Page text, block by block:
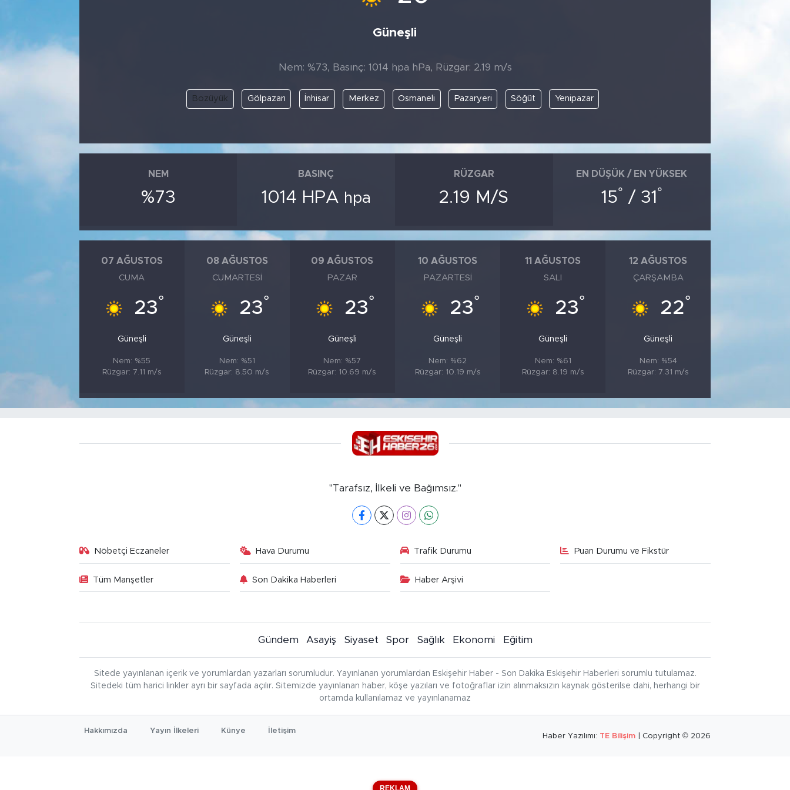
Güneşli
Nem: %73, Basınç: 1014 hpa hPa, Rüzgar: 2.19 m/s
Bozüyük Gölpazarı İnhisar Merkez Osmaneli Pazaryeri Söğüt Yenipazar
NEM
%73
BASINÇ
1014 HPA hpa
RÜZGAR
2.19 M/S
EN DÜŞÜK / EN YÜKSEK
15° / 31 °
07 AĞUSTOS
CUMA
23°
Güneşli
Nem: %55
Rüzgar: 7.11 m/s
08 AĞUSTOS
CUMARTESI
23°
Güneşli
Nem: %51
Rüzgar: 8.50 m/s
09 AĞUSTOS
PAZAR
23°
Güneşli
Nem: %57
Rüzgar: 10.69 m/s
10 AĞUSTOS
PAZARTESI
23°
Güneşli
Nem: %62
Rüzgar: 10.19 m/s
11 AĞUSTOS
SALI
23°
Güneşli
Nem: %61
Rüzgar: 8.19 m/s
12 AĞUSTOS
ÇARŞAMBA
22°
Güneşli
Nem: %54
Rüzgar: 7.31 m/s
"Tarafsız, İlkeli ve Bağımsız."
Nöbetçi Eczaneler Hava Durumu Trafik Durumu Puan Durumu ve Fikstür
Tüm Manşetler Son Dakika Haberleri Haber Arşivi
Gündem Asayiş Siyaset Spor Sağlık Ekonomi Eğitim
Sitede yayınlanan içerik ve yorumlardan yazarları sorumludur. Yayınlanan yorumlardan Eskişehir Haber - Son Dakika Eskişehir Haberleri sorumlu tutulamaz.
Sitedeki tüm harici linkler ayrı bir sayfada açılır. Sitemizde yayınlanan haber, köşe yazıları ve fotoğraflar izin alınmaksızın kaynak gösterilse dahi, herhangi bir
ortamda kullanılamaz ve yayınlanamaz
Hakkımızda Yayın İlkeleri Künye İletişim
Haber Yazılımı: TE Bilişim | Copyright © 2026
Teknoloji